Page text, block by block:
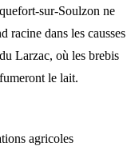
sur-Soulzon ne
racine dans les causses
Larzac, où les brebis
le lait.
agricoles